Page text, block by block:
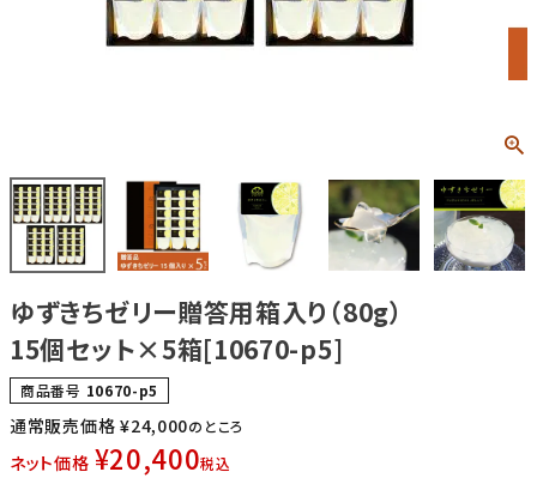
ゆずきちゼリー贈答用箱入り（80g）
15個セット×5箱[10670-p5]
商品番号 10670-p5
通常販売価格 ¥24,000のところ
ネット価格 ¥20,400税込